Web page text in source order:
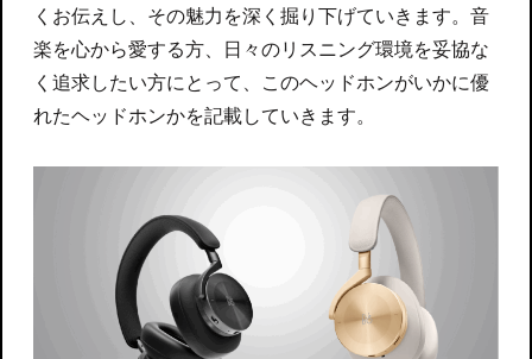
くお伝えし、その魅力を深く掘り下げていきます。音
楽を心から愛する方、日々のリスニング環境を妥協な
く追求したい方にとって、このヘッドホンがいかに優
れたヘッドホンかを記載していきます。